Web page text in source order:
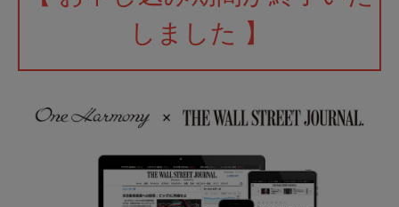
しました 】